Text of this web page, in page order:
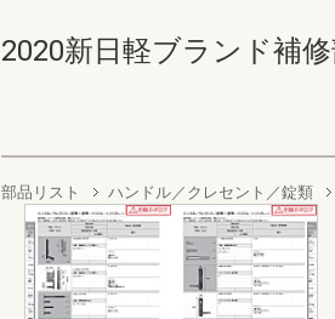
2020新日軽ブランド補
部品リスト ハンドル／クレセント／錠類